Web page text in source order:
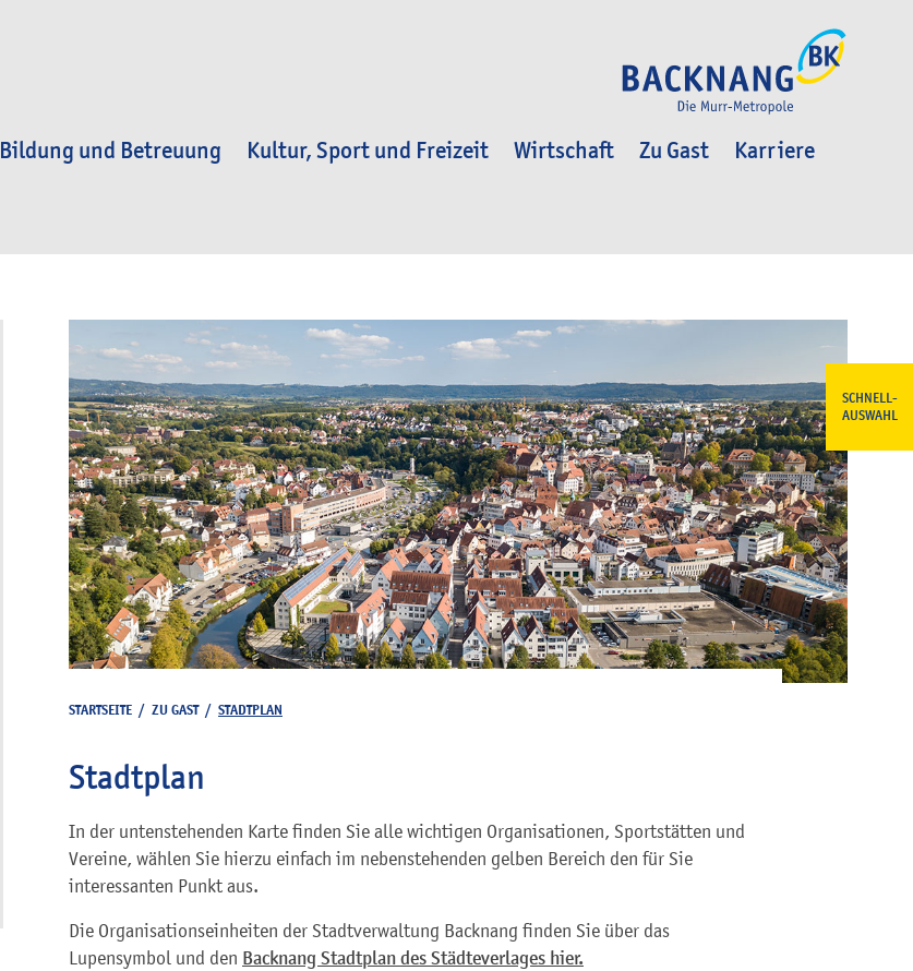
Bildung und Betreuung Kultur, Sport und Freizeit Wirtschaft Zu Gast
Karriere
SCHNELL-
AUSWAHL
STARTSEITE / ZU GAST/ STADTPLAN
Stadtplan
In der untenstehenden Karte finden Sie alle wichtigen Organisationen, Sportstätten und
Vereine, wählen Sie hierzu einfach im nebenstehenden gelben Bereich den für Sie
interessanten Punkt aus.
Die Organisationseinheiten der Stadtverwaltung Backnang finden Sie über das
Lupensymbol und den Backnang Stadtplan des Städteverlages hier.